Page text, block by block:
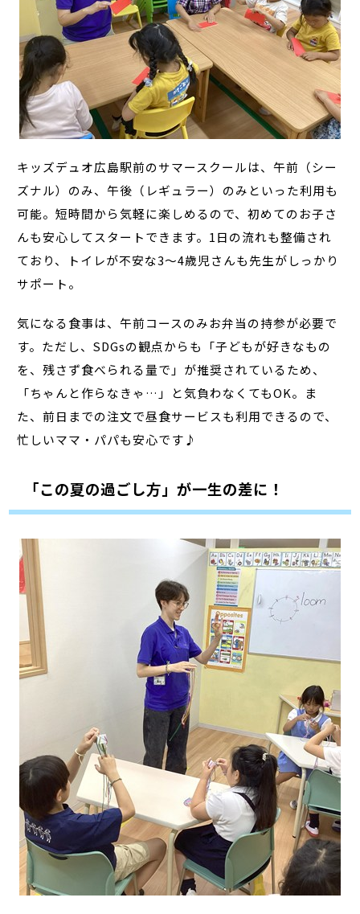
キッズデュオ広島駅前のサマースクールは、午前（シー
ズナル）のみ、午後（レギュラー）のみといった利用も
可能。短時間から気軽に楽しめるので、初めてのお子さ
んも安心してスタートできます。1日の流れも整備され
ており、トイレが不安な3～4歳児さんも先生がしっかり
サポート。
気になる食事は、午前コースのみお弁当の持参が必要で
す。ただし、SDGsの観点からも「子どもが好きなもの
を、残さず食べられる量で」が推奨されているため、
「ちゃんと作らなきゃ…」と気負わなくてもOK。ま
た、前日までの注文で昼食サービスも利用できるので、
忙しいママ・パパも安心です♪
「この夏の過ごし方」が一生の差に！